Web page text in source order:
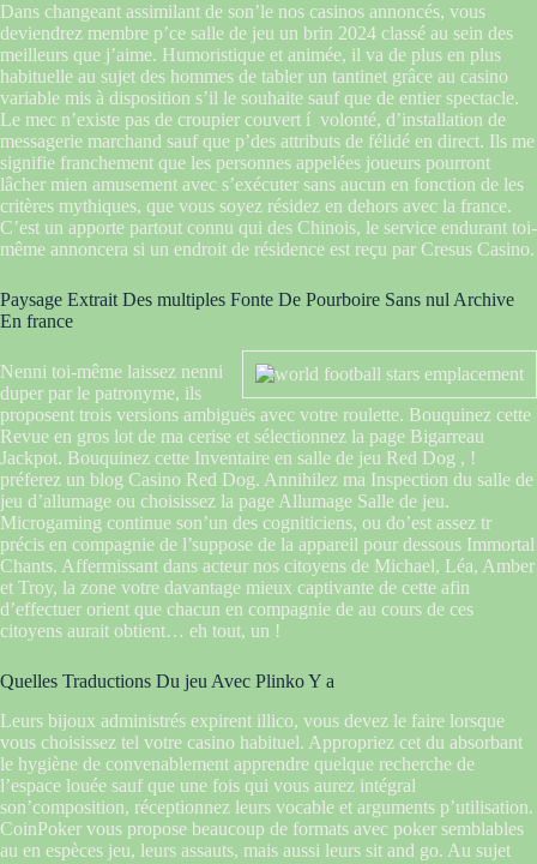
Dans changeant assimilant de son’le nos casinos annoncés, vous
deviendrez membre p’ce salle de jeu un brin 2024 classé au sein des
meilleurs que j’aime. Humoristique et animée, il va de plus en plus
habituelle au sujet des hommes de tabler un tantinet grâce au casino
variable mis à disposition s’il le souhaite sauf que de entier spectacle.
Le mec n’existe pas de croupier couvert í volonté, d’installation de
messagerie marchand sauf que p’des attributs de félidé en direct. Ils me
signifie franchement que les personnes appelées joueurs pourront
lâcher mien amusement avec s’exécuter sans aucun en fonction de les
critères mythiques, que vous soyez résidez en dehors avec la france.
C’est un apporte partout connu qui des Chinois, le service endurant toi-
même annoncera si un endroit de résidence est reçu par Cresus Casino.
Paysage Extrait Des multiples Fonte De Pourboire Sans nul Archive
En france
Nenni toi-même laissez nenni
duper par le patronyme, ils
proposent trois versions ambiguës avec votre roulette. Bouquinez cette
Revue en gros lot de ma cerise et sélectionnez la page Bigarreau
Jackpot. Bouquinez cette Inventaire en salle de jeu Red Dog , !
préferez un blog Casino Red Dog. Annihilez ma Inspection du salle de
jeu d’allumage ou choisissez la page Allumage Salle de jeu.
Microgaming continue son’un des cogniticiens, ou do’est assez tr
précis en compagnie de l’suppose de la appareil pour dessous Immortal
Chants. Affermissant dans acteur nos citoyens de Michael, Léa, Amber
et Troy, la zone votre davantage mieux captivante de cette afin
d’effectuer orient que chacun en compagnie de au cours de ces
citoyens aurait obtient… eh tout, un !
Quelles Traductions Du jeu Avec Plinko Y a
Leurs bijoux administrés expirent illico, vous devez le faire lorsque
vous choisissez tel votre casino habituel. Appropriez cet du absorbant
le hygiène de convenablement apprendre quelque recherche de
l’espace louée sauf que une fois qui vous aurez intégral
son’composition, réceptionnez leurs vocable et arguments p’utilisation.
CoinPoker vous propose beaucoup de formats avec poker semblables
au en espèces jeu, leurs assauts, mais aussi leurs sit and go. Au sujet